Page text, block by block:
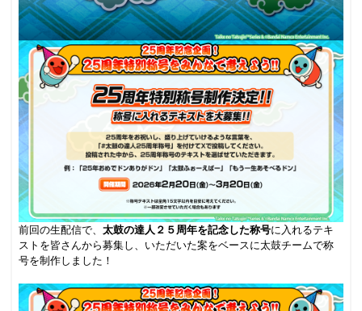
前回の生配信で、太鼓の達人２５周年を記念した称号に入れるテキ
ストを皆さんから募集し、いただいた案をベースに太鼓チームで称
号を制作しました！